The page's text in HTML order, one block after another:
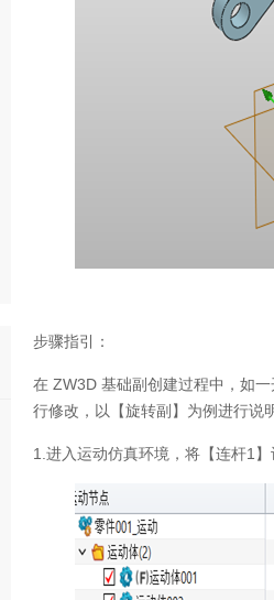
步骤指引：
在 ZW3D 基础副创建过程中，如
行修改，以【旋转副】为例进行说
1.进入运动仿真环境，将【连杆1